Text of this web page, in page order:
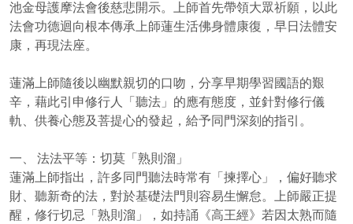
池金母護摩法會後慈悲開示。上師首先帶領大眾祈願，以此
法會功德迴向根本傳承上師蓮生活佛身體康復，早日法體安
康，再現法座。
蓮滿上師隨後以幽默親切的口吻，分享早期學習國語的艱
辛，藉此引申修行人「聽法」的應有態度，並針對修行儀
軌、供養心態及菩提心的發起，給予同門深刻的指引。
一、 法法平等：切莫「熟則溜」
蓮滿上師指出，許多同門聽法時常有「揀擇心」，偏好聽求
財、聽新奇的法，對於基礎法門則容易生懈怠。上師嚴正提
醒，修行切忌「熟則溜」，如持誦《高王經》若因太熟而隨